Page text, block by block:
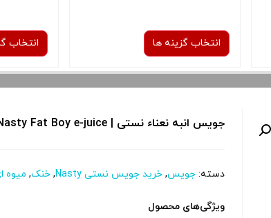
انتخاب گزینه ها
3 میلی‌ گرم
برای فعال شدن سبد خرید و نمایش
قیمت ، گزینه های محصول را از کادر
انتخاب
برای فعال
قیمت ،
جویس انبه نعناء نستی | Nasty Fat Boy e-juice
دسته:جویس,خرید جویس نستی Nasty ,خنک, میوه
ویژگی‌های محصول